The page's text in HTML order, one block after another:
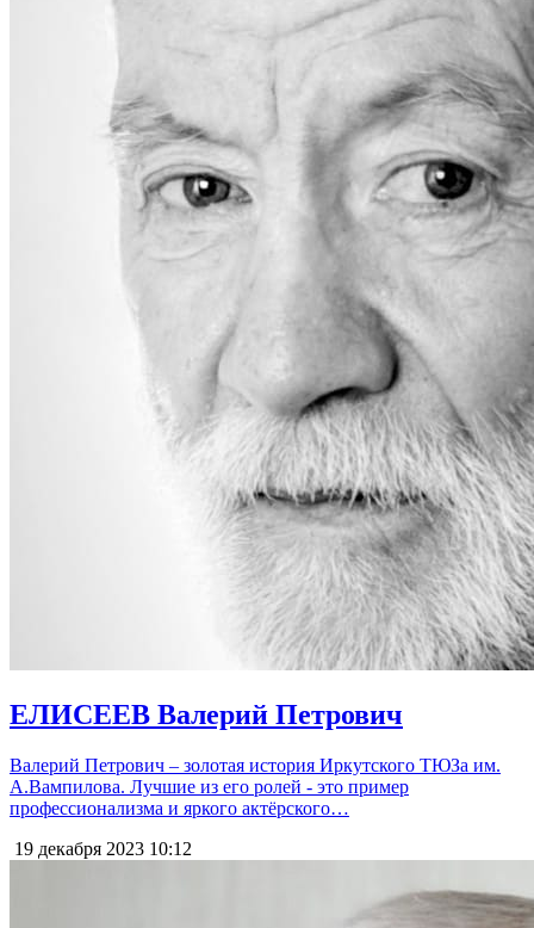
ЕЛИСЕЕВ Валерий Петрович
Валерий Петрович – золотая история Иркутского ТЮЗа им.
А.Вампилова. Лучшие из его ролей - это пример
профессионализма и яркого актёрского…
19 декабря 2023 10:12